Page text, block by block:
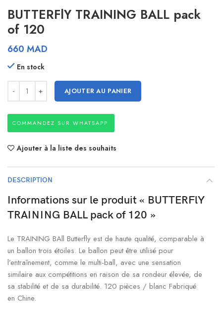
BUTTERFlY TRAINING BALL pack
of 120
660 MAD
En stock
AJOUTER AU PANIER
COMMANDEZ SUR WHATSAPP
Ajouter à la liste des souhaits
DESCRIPTION
Informations sur le produit « BUTTERFlY
TRAINING BALL pack of 120 »
Le TRAINING BAll Butterfly est de haute qualité, comparable à
un ballon trois étoiles. Le ballon peut être utilisé pour
l’entraînement, comme le multi-ball, avec une sensation
similaire aux compétitions en raison de sa rondeur élevée, de
sa stabilité et de sa durabilité. 120 pièces / blanc Fabriqué
en Chine.